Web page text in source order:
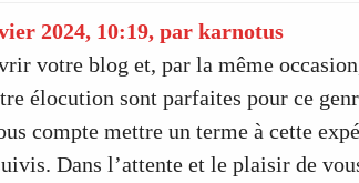
2024, 10:19, par karnotus
votre blog et, par la même
élocution sont parfaites pour ce
compte mettre un terme à cette
Dans l’attente et le plaisir de